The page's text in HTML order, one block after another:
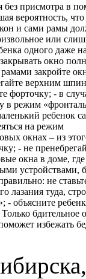
без присмотра в
вероятность,
и сами рамы
или
одного даже
окно
закройте
верхним
форточку; - в
в режим
ребенок
на режим
окнах – из
- не
окна в доме, где
не
лазания туда,
объясните
бдительное
избежать